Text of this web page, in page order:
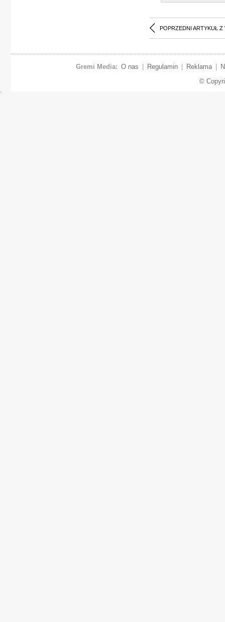
POPRZEDNI ARTYKUŁ Z
Gremi Media: O nas Regulamin Reklama
©